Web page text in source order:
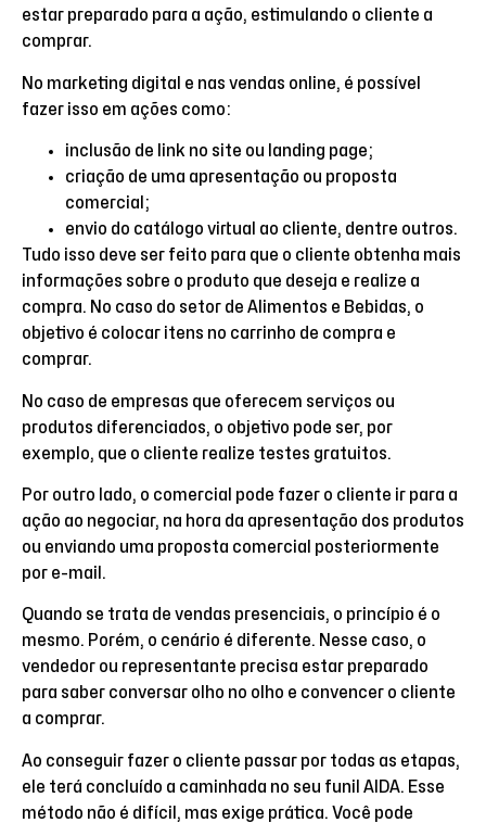
estar preparado para a ação, estimulando o cliente a
comprar.
No marketing digital e nas vendas online, é possível
fazer isso em ações como:
inclusão de link no site ou landing page;
criação de uma apresentação ou proposta
comercial;
envio do catálogo virtual ao cliente, dentre outros.
Tudo isso deve ser feito para que o cliente obtenha mais
informações sobre o produto que deseja e realize a
compra. No caso do setor de Alimentos e Bebidas, o
objetivo é colocar itens no carrinho de compra e
comprar.
No caso de empresas que oferecem serviços ou
produtos diferenciados, o objetivo pode ser, por
exemplo, que o cliente realize testes gratuitos.
Por outro lado, o comercial pode fazer o cliente ir para a
ação ao negociar, na hora da apresentação dos produtos
ou enviando uma proposta comercial posteriormente
por e-mail.
Quando se trata de vendas presenciais, o princípio é o
mesmo. Porém, o cenário é diferente. Nesse caso, o
vendedor ou representante precisa estar preparado
para saber conversar olho no olho e convencer o cliente
a comprar.
Ao conseguir fazer o cliente passar por todas as etapas,
ele terá concluído a caminhada no seu funil AIDA. Esse
método não é difícil, mas exige prática. Você pode